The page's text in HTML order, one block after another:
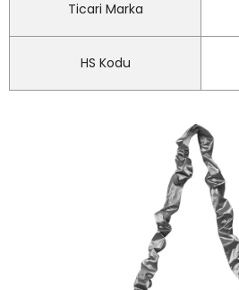
Ticari Marka
HS Kodu